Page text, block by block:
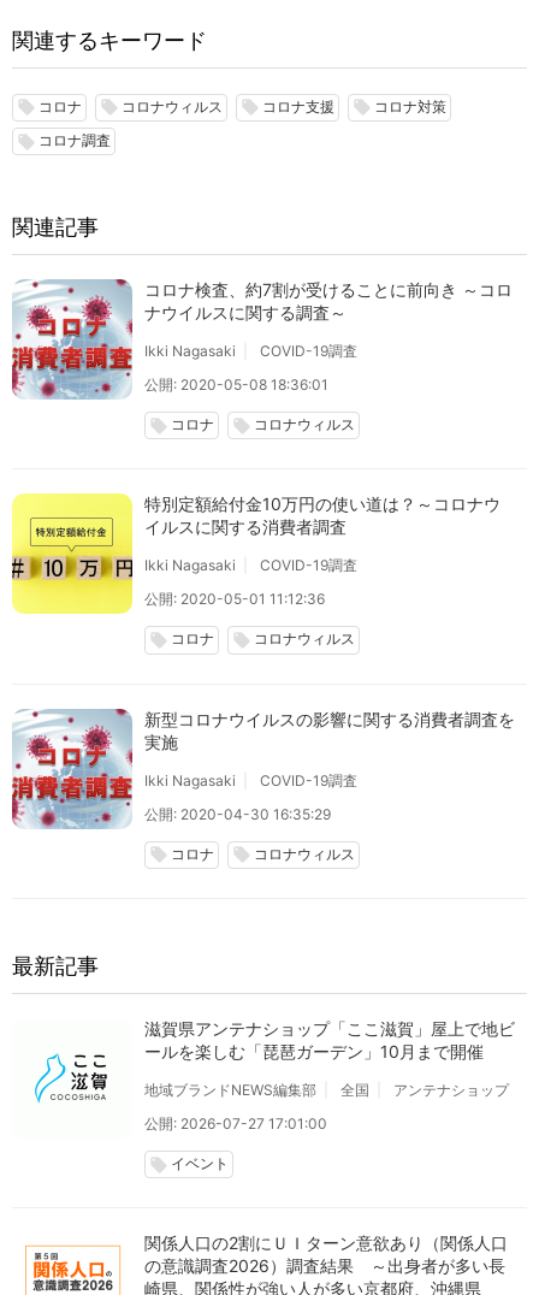
関連するキーワード
local_offer コロナ local_offer コロナウィルス local_offer コロナ支援 local_offer コロナ対策
local_offer コロナ調査
関連記事
コロナ検査、約7割が受けることに前向き ～コロ
ナウイルスに関する調査～
Ikki Nagasaki
COVID-19調査
公開: 2020-05-08 18:36:01
local_offer コロナ local_offer コロナウィルス
特別定額給付金10万円の使い道は？～コロナウ
イルスに関する消費者調査
Ikki Nagasaki
COVID-19調査
公開: 2020-05-01 11:12:36
local_offer コロナ local_offer コロナウィルス
新型コロナウイルスの影響に関する消費者調査を
実施
Ikki Nagasaki
COVID-19調査
公開: 2020-04-30 16:35:29
local_offer コロナ local_offer コロナウィルス
最新記事
滋賀県アンテナショップ「ここ滋賀」屋上で地ビ
ールを楽しむ「琵琶ガーデン」10月まで開催
地域ブランドNEWS編集部 全国
アンテナショップ
公開: 2026-07-27 17:01:00
local_offer イベント
関係人口の2割にＵＩターン意欲あり（関係人口
の意識調査2026）調査結果 ～出身者が多い長
崎県、関係性が強い人が多い京都府、沖縄県